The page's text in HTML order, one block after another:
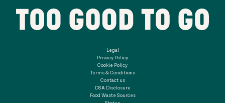
Legal
Privacy Policy
Cookie Policy
Terms & Conditions
Contact us
DSA Disclosure
Food Waste Sources